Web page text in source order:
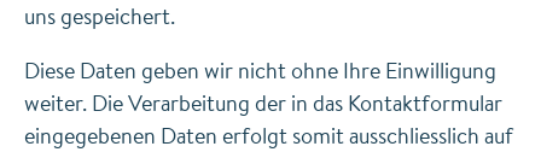
uns gespeichert.
Diese Daten geben wir nicht ohne Ihre Einwilligung
weiter. Die Verarbeitung der in das Kontaktformular
eingegebenen Daten erfolgt somit ausschliesslich auf